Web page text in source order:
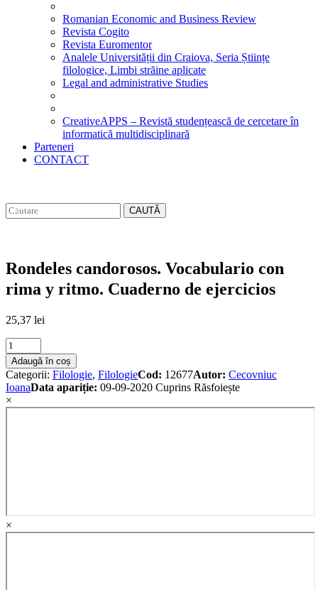
Romanian Economic and Business Review
Revista Cogito
Revista Euromentor
Analele Universității din Craiova, Seria Științe
filologice, Limbi străine aplicate
Legal and administrative Studies
CreativeAPPS – Revistă studențească de cercetare în
informatică multidisciplinară
Parteneri
CONTACT
CAUTĂ
Rondeles candorosos. Vocabulario con
rima y ritmo. Cuaderno de ejercicios
25,37 lei
Rondeles
candorosos.
Vocabulario
con
rima
y
Adaugă în coș
Categorii: Filologie, FilologieCod: 12677Autor: Cecovniuc
IoanaData apariție: 09-09-2020 Cuprins Răsfoiește
×
×